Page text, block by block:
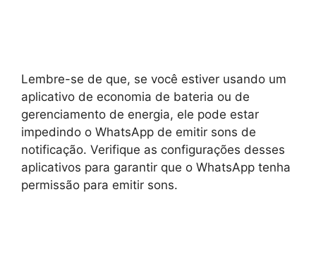
Lembre-se de que, se você estiver usando um
aplicativo de economia de bateria ou de
gerenciamento de energia, ele pode estar
impedindo o WhatsApp de emitir sons de
notificação. Verifique as configurações desses
aplicativos para garantir que o WhatsApp tenha
permissão para emitir sons.